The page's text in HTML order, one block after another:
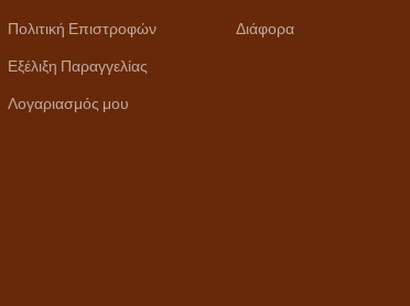
Πολιτική Επιστροφών
Εξέλιξη Παραγγελίας
Λογαριασμός μου
Διάφορα